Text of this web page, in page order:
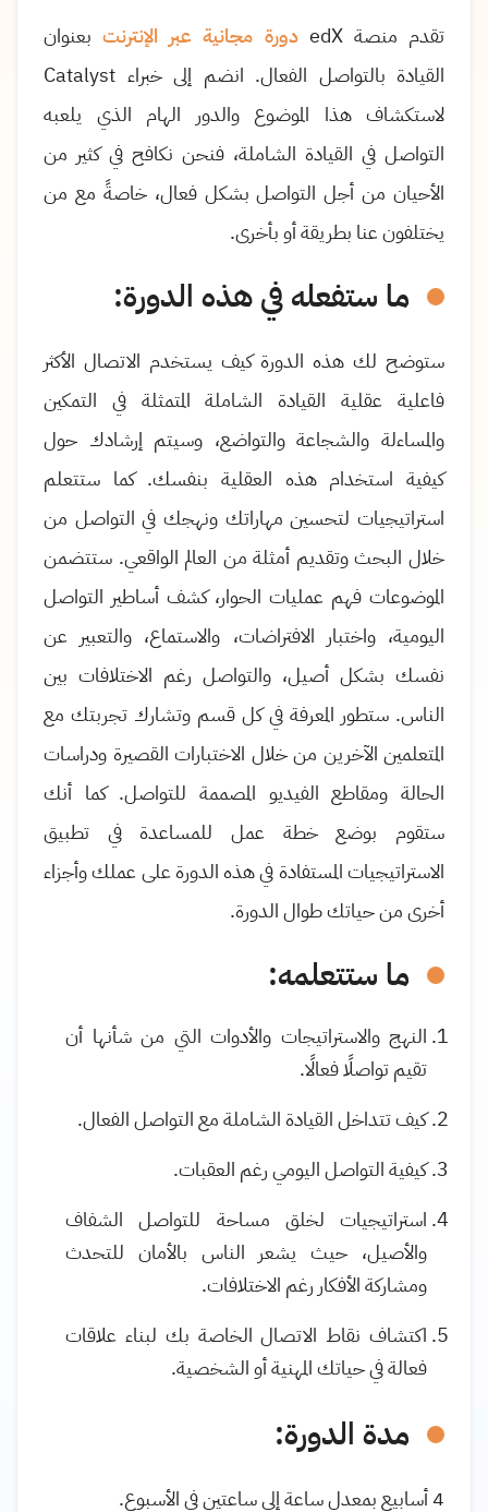
تقدم منصة edX دورة مجانية عبر الإنترنتبعنوان
القيادة بالتواصل الفعال. انضم إلى خبراء Catalyst
لاستكشاف هذا الموضوع والدور الهام الذي يلعبه
التواصل في القيادة الشاملة، فنحن نكافح في كثير من
الأحيان من أجل التواصل بشكل فعال، خاصةً مع من
يختلفون عنا بطريقة أو بأخرى.
ما ستفعله في هذه الدورة:
ستوضح لك هذه الدورة كيف يستخدم الاتصال الأكثر
فاعلية عقلية القيادة الشاملة المتمثلة في التمكين
والمساءلة والشجاعة والتواضع، وسيتم إرشادك حول
كيفية استخدام هذه العقلية بنفسك. كما ستتعلم
استراتيجيات لتحسين مهاراتك ونهجك في التواصل من
خلال البحث وتقديم أمثلة من العالم الواقعي. ستتضمن
الموضوعات فهم عمليات الحوار، كشف أساطير التواصل
اليومية، واختبار الافتراضات، والاستماع، والتعبير عن
نفسك بشكل أصيل، والتواصل رغم الاختلافات بين
الناس. ستطور المعرفة في كل قسم وتشارك تجربتك مع
المتعلمين الآخرين من خلال الاختبارات القصيرة ودراسات
الحالة ومقاطع الفيديو المصممة للتواصل. كما أنك
ستقوم بوضع خطة عمل للمساعدة في تطبيق
الاستراتيجيات المستفادة في هذه الدورة على عملك وأجزاء
أخرى من حياتك طوال الدورة.
ما ستتعلمه:
النهج والاستراتيجات والأدوات التي من شأنها أن
تقيم تواصلًا فعالًا.
كيف تتداخل القيادة الشاملة مع التواصل الفعال.
كيفية التواصل اليومي رغم العقبات.
استراتيجيات لخلق مساحة للتواصل الشفاف
والأصيل، حيث يشعر الناس بالأمان للتحدث
ومشاركة الأفكار رغم الاختلافات.
اكتشاف نقاط الاتصال الخاصة بك لبناء علاقات
فعالة في حياتك المهنية أو الشخصية.
مدة الدورة:
4 أسابيع بمعدل ساعة إلى ساعتين في الأسبوع.